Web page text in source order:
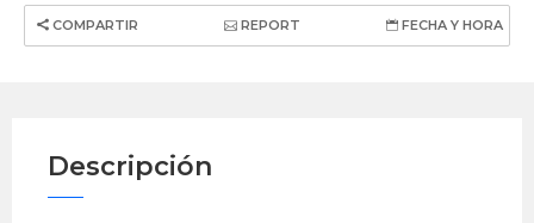
COMPARTIR REPORT FECHA Y HORA
Descripción